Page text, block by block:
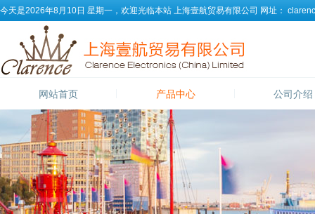
今天是2026年8月10日 星期一，欢迎光临本站 上海壹航贸易有限公司 网址：
网站首页 产品中心 公司介绍